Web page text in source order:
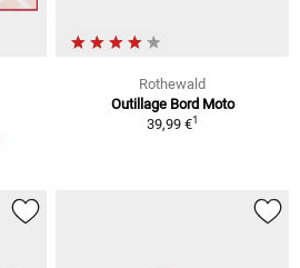
Rothewald
Outillage Bord Moto
39,99 €1